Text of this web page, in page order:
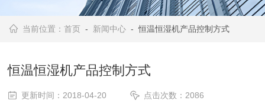
当前位置：首页 - 新闻中心 - 恒温恒湿机产品控制方式
恒温恒湿机产品控制方式
更新时间：2018-04-20 点击次数：2086